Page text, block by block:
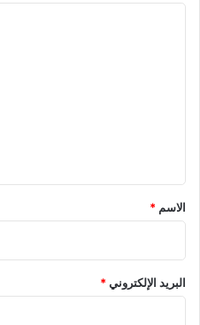
*
الاسم *
البريد الإلكتروني*